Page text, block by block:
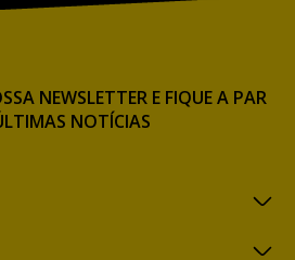
NEWSLETTER E FIQUE A PAR
NOTÍCIAS